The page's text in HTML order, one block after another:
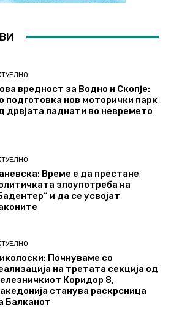
вредност за Водно и Скопје:
подготовка нов моторички парк
дрвјата паднати во невремето
Време е да престане
злоупотреба на
и да се усвојат
Почнуваме со
на третата секција од
Коридор 8,
станува раскрсница
Балканот